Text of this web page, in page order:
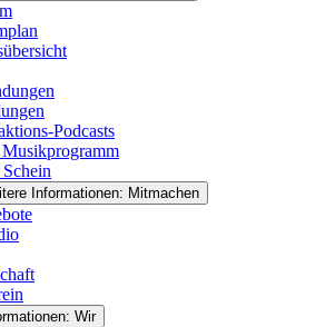
Podcasts
Informationen: Mitmachen
Wir